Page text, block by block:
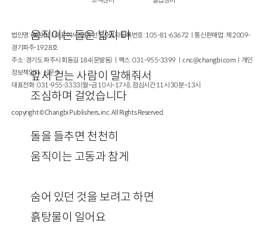
움직이는 돌은 밟지 마
앞서 걷는 사람이 말해줘서
조심하며 걸었습니다
돌을 들추면 천천히
움직이는 고동과 참게
숨어 있던 것을 보려고 하면
흙탕물이 일어요
법인명 : ㈜창비ㅣ대표이사 : 염종선ㅣ사업자등록번호 : 105-81-63672ㅣ통신판매업 : 제 2009-
경기파주-1928호
주소 : 경기도 파주시 회동길 184(문발동)ㅣ팩스 : 031-955-3399 ㅣcnc@changbi.com ㅣ개인
정보책임자 : 신문수
대표전화 : 031-955-3333(월~금 10시~17시), 점심시간 11시 30분~13시
copyright © Changbi Publishers, inc. All Rights Reserved.